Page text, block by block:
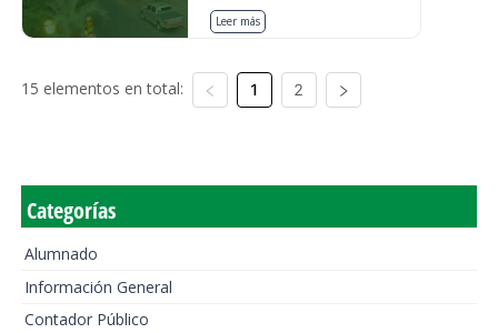
Leer más
15 elementos en total: 1 2
Categorías
Alumnado
Información General
Contador Público